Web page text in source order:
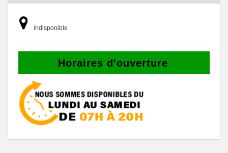
indisponible
Horaires d'ouverture